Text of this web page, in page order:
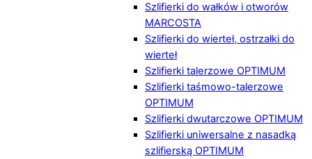
Szlifierki do wałków i otworów
MARCOSTA
Szlifierki do wierteł, ostrzałki do
wierteł
Szlifierki talerzowe OPTIMUM
Szlifierki taśmowo-talerzowe
OPTIMUM
Szlifierki dwutarczowe OPTIMUM
Szlifierki uniwersalne z nasadką
szlifierską OPTIMUM